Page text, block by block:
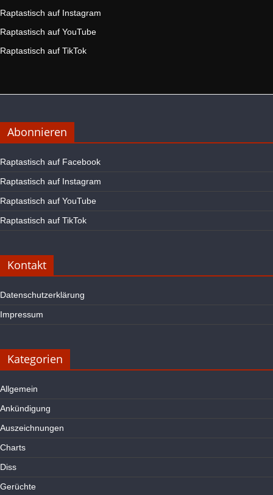
Raptastisch auf Instagram
Raptastisch auf YouTube
Raptastisch auf TikTok
Abonnieren
Raptastisch auf Facebook
Raptastisch auf Instagram
Raptastisch auf YouTube
Raptastisch auf TikTok
Kontakt
Datenschutzerklärung
Impressum
Kategorien
Allgemein
Ankündigung
Auszeichnungen
Charts
Diss
Gerüchte